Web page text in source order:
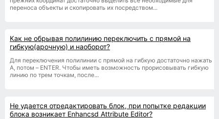
переноса объекты и скопировать их посредством...
Как не обрывая полилинию переключить с прямой на
гибкую(арочную) и наоборот?
Для переключения полилинии с прямой на гибкую достаточно нажать
A, потом – ENTER. Чтобы иметь возможность прорисовывать гибкую
линию по трем точкам, после...
Не удается отредактировать блок, при попытке редакции
блока возникает Enhancsd Attribute Editor?